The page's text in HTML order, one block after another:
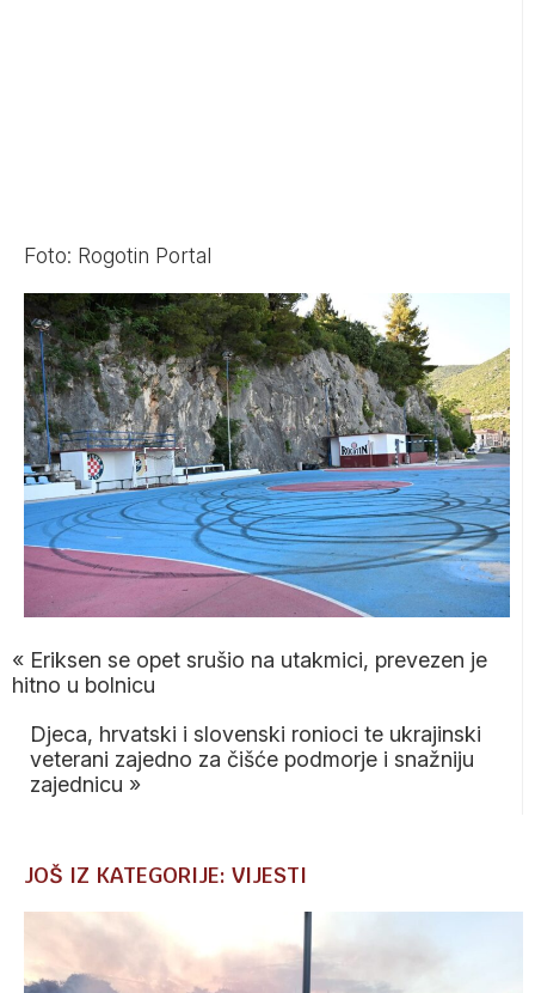
Foto: Rogotin Portal
« Eriksen se opet srušio na utakmici, prevezen je
hitno u bolnicu
Djeca, hrvatski i slovenski ronioci te ukrajinski
veterani zajedno za čišće podmorje i snažniju
zajednicu »
JOŠ IZ KATEGORIJE: VIJESTI